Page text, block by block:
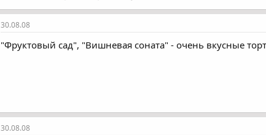
30.08.08
"Фруктовый сад", "Вишневая соната" - очень вкусные
30.08.08